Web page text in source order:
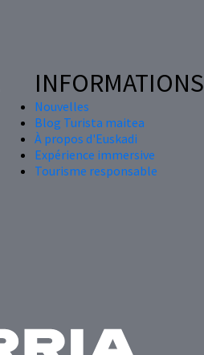
INFORMATIONS
Nouvelles
Blog Turista maitea
À propos d'Euskadi
Expérience immersive
Tourisme responsable